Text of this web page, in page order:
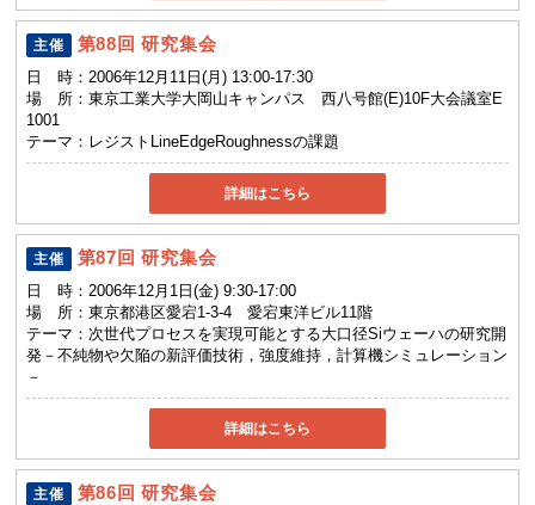
主催 第88回 研究集会
日 時：2006年12月11日(月) 13:00-17:30
場 所：東京工業大学大岡山キャンパス 西八号館(E)10F大会議室E
1001
テーマ： レジストLineEdgeRoughnessの課題
詳細はこちら
主催 第87回 研究集会
日 時：2006年12月1日(金) 9:30-17:00
場 所：東京都港区愛宕1-3-4 愛宕東洋ビル11階
テーマ：次世代プロセスを実現可能とする大口径Siウェーハの研究開
発－不純物や欠陥の新評価技術，強度維持，計算機シミュレーション
－
詳細はこちら
主催 第86回 研究集会